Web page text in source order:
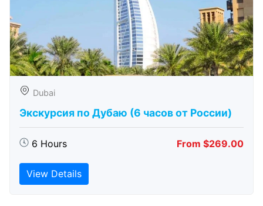
Dubai
Экскурсия по Дубаю (6 часов от России)
6 Hours From $269.00
View Details